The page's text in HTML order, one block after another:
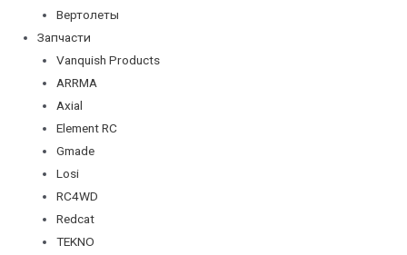
Вертолеты
Запчасти
Vanquish Products
ARRMA
Axial
Element RC
Gmade
Losi
RC4WD
Redcat
TEKNO